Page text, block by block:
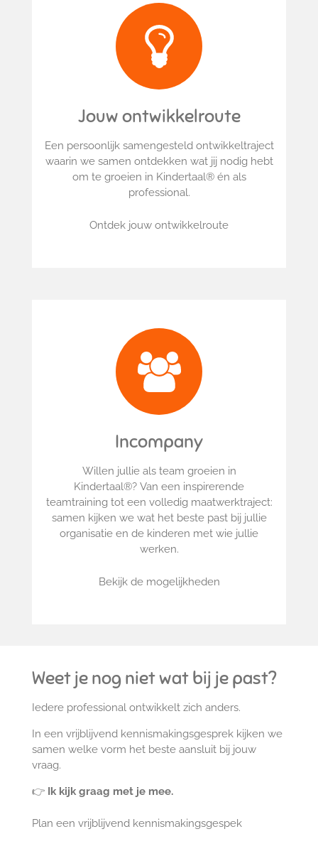
Jouw ontwikkelroute
Een persoonlijk samengesteld ontwikkeltraject
waarin we samen ontdekken wat jij nodig hebt
om te groeien in Kindertaal® én als
professional.
Ontdek jouw ontwikkelroute
Incompany
Willen jullie als team groeien in
Kindertaal®? Van een inspirerende
teamtraining tot een volledig maatwerktraject:
samen kijken we wat het beste past bij jullie
organisatie en de kinderen met wie jullie
werken.
Bekijk de mogelijkheden
Weet je nog niet wat bij je past?
Iedere professional ontwikkelt zich anders.
In een vrijblijvend kennismakingsgesprek kijken we
samen welke vorm het beste aansluit bij jouw
vraag.
👉 Ik kijk graag met je mee.
Plan een vrijblijvend kennismakingsgespek